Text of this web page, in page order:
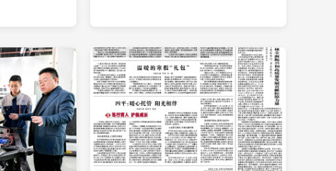
...
长春未来...